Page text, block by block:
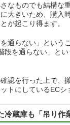
なものでも結構な
大きいため、購入
が起こり得ます。
通らない」という
段を通らない」と
認を行った上で、
トにしているECシ
冷蔵庫も「吊り作